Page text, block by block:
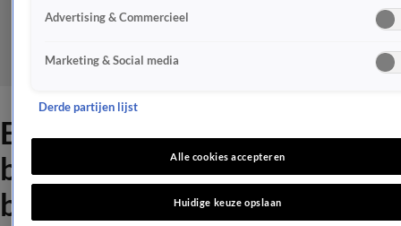
Emma Kok overwint
bikiniangst: 'Met mijn buikje
bloot'
Advertising & Commercieel
Marketing & Social media
Derde partijen lijst
Alle cookies accepteren
Huidige keuze opslaan